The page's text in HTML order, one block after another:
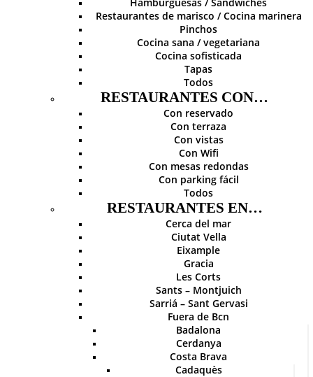
Restaurantes de marisco / Cocina marinera
Pinchos
Cocina sana / vegetariana
Cocina sofisticada
Tapas
Todos
RESTAURANTES CON…
Con reservado
Con terraza
Con vistas
Con Wifi
Con mesas redondas
Con parking fácil
Todos
RESTAURANTES EN…
Cerca del mar
Ciutat Vella
Eixample
Gracia
Les Corts
Sants – Montjuich
Sarriá – Sant Gervasi
Fuera de Bcn
Badalona
Cerdanya
Costa Brava
Cadaquès